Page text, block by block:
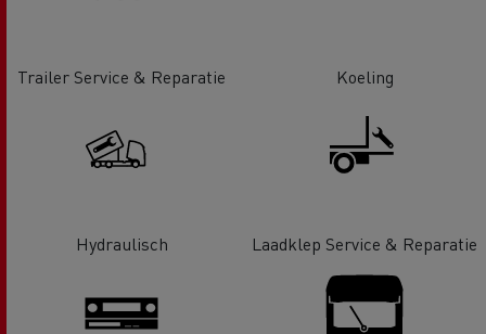
Trailer Service & Reparatie Koeling
Hydraulisch Laadklep Service & Reparatie